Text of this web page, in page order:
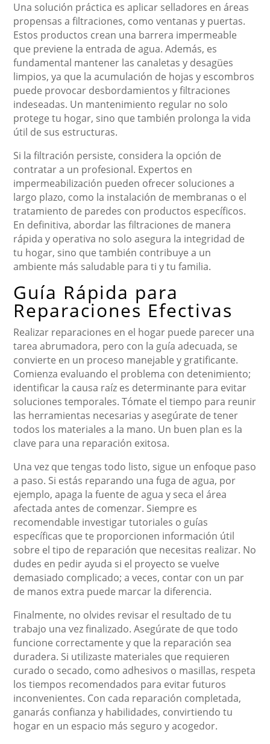
Una solución práctica es aplicar selladores en áreas
propensas a filtraciones, como ventanas y puertas.
Estos productos crean una barrera impermeable
que previene la entrada de agua. Además, es
fundamental mantener las canaletas y desagües
limpios, ya que la acumulación de hojas y escombros
puede provocar desbordamientos y filtraciones
indeseadas. Un mantenimiento regular no solo
protege tu hogar, sino que también prolonga la vida
útil de sus estructuras.
Si la filtración persiste, considera la opción de
contratar a un profesional. Expertos en
impermeabilización pueden ofrecer soluciones a
largo plazo, como la instalación de membranas o el
tratamiento de paredes con productos específicos.
En definitiva, abordar las filtraciones de manera
rápida y operativa no solo asegura la integridad de
tu hogar, sino que también contribuye a un
ambiente más saludable para ti y tu familia.
Guía Rápida para
Reparaciones Efectivas
Realizar reparaciones en el hogar puede parecer una
tarea abrumadora, pero con la guía adecuada, se
convierte en un proceso manejable y gratificante.
Comienza evaluando el problema con detenimiento;
identificar la causa raíz es determinante para evitar
soluciones temporales. Tómate el tiempo para reunir
las herramientas necesarias y asegúrate de tener
todos los materiales a la mano. Un buen plan es la
clave para una reparación exitosa.
Una vez que tengas todo listo, sigue un enfoque paso
a paso. Si estás reparando una fuga de agua, por
ejemplo, apaga la fuente de agua y seca el área
afectada antes de comenzar. Siempre es
recomendable investigar tutoriales o guías
específicas que te proporcionen información útil
sobre el tipo de reparación que necesitas realizar. No
dudes en pedir ayuda si el proyecto se vuelve
demasiado complicado; a veces, contar con un par
de manos extra puede marcar la diferencia.
Finalmente, no olvides revisar el resultado de tu
trabajo una vez finalizado. Asegúrate de que todo
funcione correctamente y que la reparación sea
duradera. Si utilizaste materiales que requieren
curado o secado, como adhesivos o masillas, respeta
los tiempos recomendados para evitar futuros
inconvenientes. Con cada reparación completada,
ganarás confianza y habilidades, convirtiendo tu
hogar en un espacio más seguro y acogedor.